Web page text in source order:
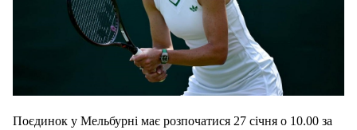
Поєдинок у Мельбурні має розпочатися 27 січня о 10.00 за